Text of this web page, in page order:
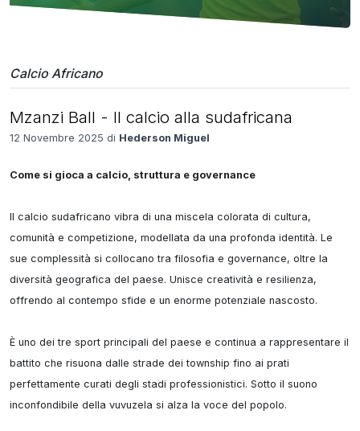
Calcio Africano
Mzanzi Ball - Il calcio alla sudafricana
12 Novembre 2025 di Hederson Miguel
Come si gioca a calcio, struttura e governance
Il calcio sudafricano vibra di una miscela colorata di cultura,
comunità e competizione, modellata da una profonda identità. Le
sue complessità si collocano tra filosofia e governance, oltre la
diversità geografica del paese. Unisce creatività e resilienza,
offrendo al contempo sfide e un enorme potenziale nascosto.
È uno dei tre sport principali del paese e continua a rappresentare il
battito che risuona dalle strade dei township fino ai prati
perfettamente curati degli stadi professionistici. Sotto il suono
inconfondibile della vuvuzela si alza la voce del popolo.